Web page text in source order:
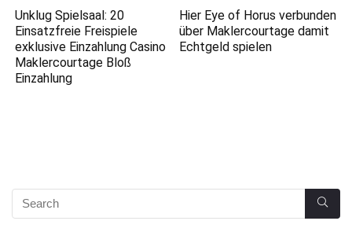
Unklug Spielsaal: 20
Einsatzfreie Freispiele
exklusive Einzahlung Casino
Maklercourtage Bloß
Einzahlung
Hier Eye of Horus verbunden
über Maklercourtage damit
Echtgeld spielen